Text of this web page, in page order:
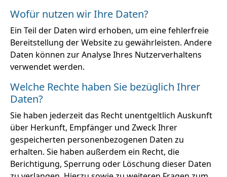
Wofür nutzen wir Ihre Daten?
Ein Teil der Daten wird erhoben, um eine fehlerfreie
Bereitstellung der Website zu gewährleisten. Andere
Daten können zur Analyse Ihres Nutzerverhaltens
verwendet werden.
Welche Rechte haben Sie bezüglich Ihrer
Daten?
Sie haben jederzeit das Recht unentgeltlich Auskunft
über Herkunft, Empfänger und Zweck Ihrer
gespeicherten personenbezogenen Daten zu
erhalten. Sie haben außerdem ein Recht, die
Berichtigung, Sperrung oder Löschung dieser Daten